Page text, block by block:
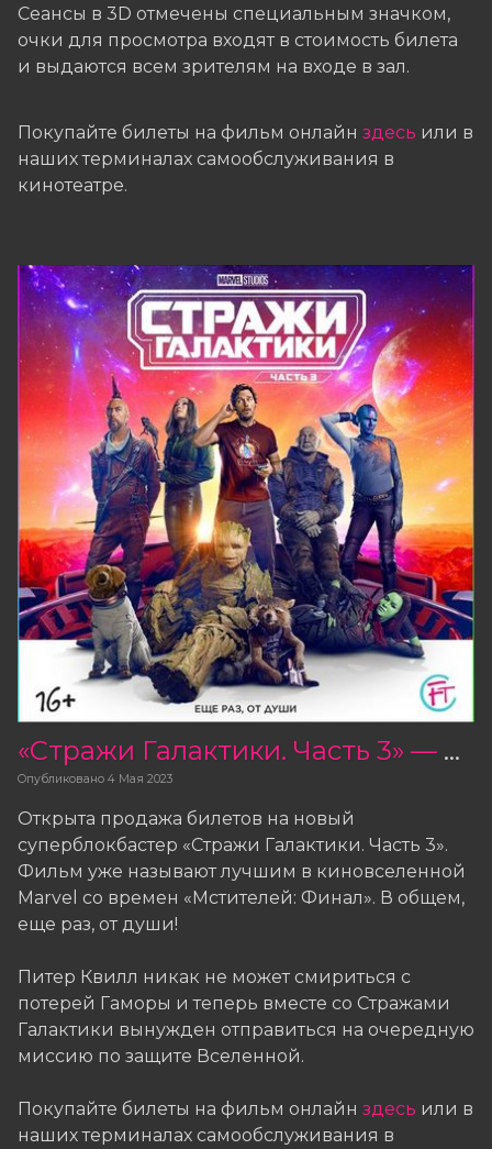
Сеансы в 3D отмечены специальным значком,
очки для просмотра входят в стоимость билета
и выдаются всем зрителям на входе в зал.
Покупайте билеты на фильм онлайн здесь или в
наших терминалах самообслуживания в
кинотеатре.
«Стражи Галактики. Часть 3» — открыта продажа билетов
Опубликовано 4 Мая 2023
Открыта продажа билетов на новый
суперблокбастер «Стражи Галактики. Часть 3».
Фильм уже называют лучшим в киновселенной
Marvel со времен «Мстителей: Финал». В общем,
еще раз, от души!
Питер Квилл никак не может смириться с
потерей Гаморы и теперь вместе со Стражами
Галактики вынужден отправиться на очередную
миссию по защите Вселенной.
Покупайте билеты на фильм онлайн здесь или в
наших терминалах самообслуживания в